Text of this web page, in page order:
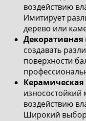
воздействию
Имитирует
дерево или
Декоративная
создавать
поверхности
Керамическая
износостойкий
воздействию
Широкий выбор